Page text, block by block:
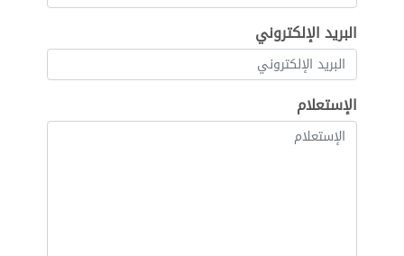
البريد الإلكتروني
الإستعلام